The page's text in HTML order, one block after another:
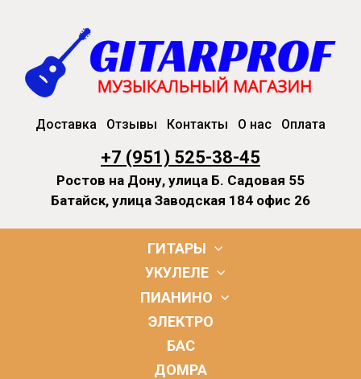
Доставка Отзывы Контакты О нас Оплата
+7 (951) 525-38-45
Ростов на Дону, улица Б. Садовая 55
Батайск, улица Заводская 184 офис 26
ГИТАРЫ
УКУЛЕЛЕ
ПИАНИНО
ЭЛЕКТРО
БАС
ДОМРА